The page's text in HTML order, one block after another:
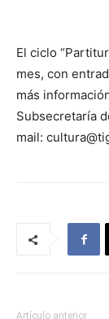
El ciclo
mes, con
más
Subsecretaría
mail:
Artículo anterior